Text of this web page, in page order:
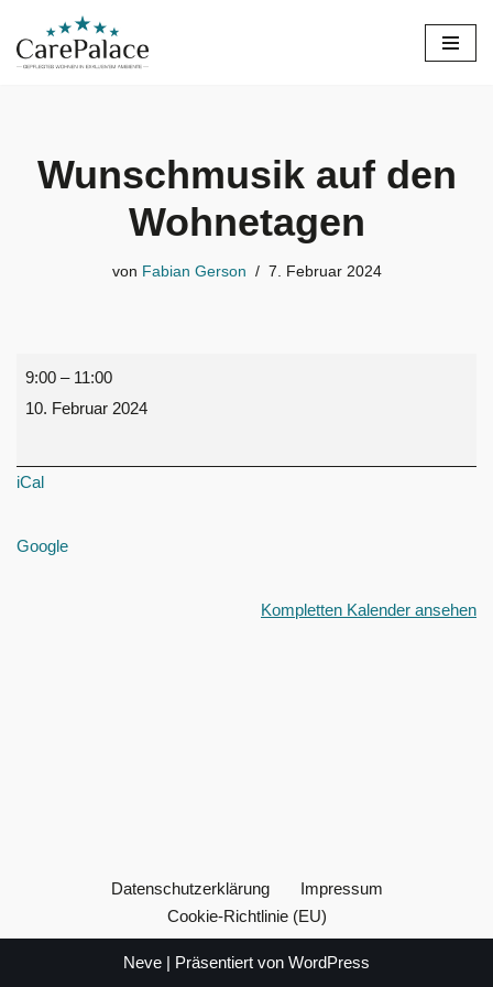
Zum
Wunschmusik auf den
Wohnetagen
von Fabian Gerson 7. Februar 2024
9:00 – 11:00
10. Februar 2024
iCal
Google
Kompletten Kalender ansehen
Datenschutzerklärung
Impressum
Cookie-Richtlinie (EU)
Neve | Präsentiert von WordPress